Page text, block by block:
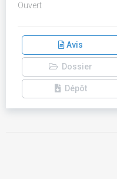
Ouvert
Avis
Dossier
Dépôt